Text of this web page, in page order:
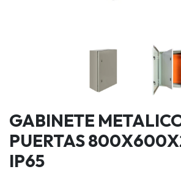
GABINETE
PUERTAS
IP65